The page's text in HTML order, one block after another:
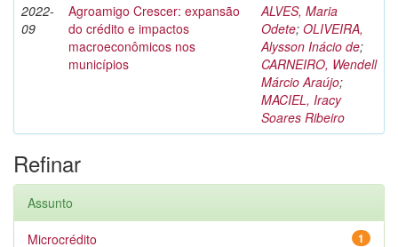
2022-
09
Agroamigo Crescer: expansão
do crédito e impactos
macroeconômicos nos
municípios
ALVES, Maria
Odete; OLIVEIRA,
Alysson Inácio de;
CARNEIRO, Wendell
Márcio Araújo;
MACIEL, Iracy
Soares Ribeiro
Refinar
Assunto
1
Microcrédito